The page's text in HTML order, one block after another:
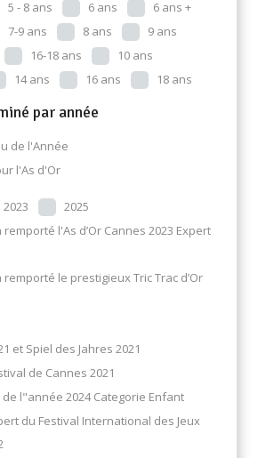
5 - 8 ans 6 ans
6 ans +
7-9 ans 8 ans
9 ans
16-18 ans
10 ans
14 ans 16 ans 18 ans
par année
de l'Année
l'As d'Or
2023
2025
remporté l'As d’Or Cannes 2023 Expert
remporté le prestigieux Tric Trac d’Or
et Spiel des Jahres 2021
de Cannes 2021
de l"année 2024 Categorie Enfant
du Festival International des Jeux